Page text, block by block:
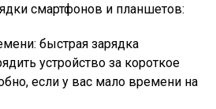
смартфонов и планшетов:
быстрая зарядка
устройство за короткое
если у вас мало времени на